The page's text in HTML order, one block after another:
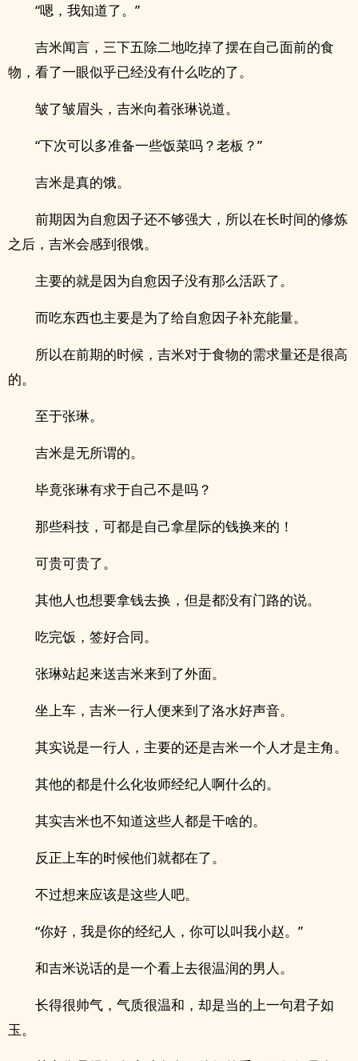
“嗯，我知道了。”
吉米闻言，三下五除二地吃掉了摆在自己面前的食
物，看了一眼似乎已经没有什么吃的了。
皱了皱眉头，吉米向着张琳说道。
“下次可以多准备一些饭菜吗？老板？”
吉米是真的饿。
前期因为自愈因子还不够强大，所以在长时间的修炼
之后，吉米会感到很饿。
主要的就是因为自愈因子没有那么活跃了。
而吃东西也主要是为了给自愈因子补充能量。
所以在前期的时候，吉米对于食物的需求量还是很高
的。
至于张琳。
吉米是无所谓的。
毕竟张琳有求于自己不是吗？
那些科技，可都是自己拿星际的钱换来的！
可贵可贵了。
其他人也想要拿钱去换，但是都没有门路的说。
吃完饭，签好合同。
张琳站起来送吉米来到了外面。
坐上车，吉米一行人便来到了洛水好声音。
其实说是一行人，主要的还是吉米一个人才是主角。
其他的都是什么化妆师经纪人啊什么的。
其实吉米也不知道这些人都是干啥的。
反正上车的时候他们就都在了。
不过想来应该是这些人吧。
“你好，我是你的经纪人，你可以叫我小赵。”
和吉米说话的是一个看上去很温润的男人。
长得很帅气，气质很温和，却是当的上一句君子如
玉。